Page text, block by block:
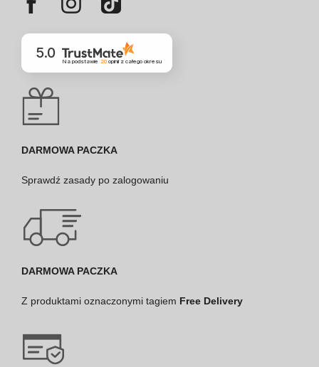
5.0
Na podstawie 20opinii z całego okresu
DARMOWA PACZKA
Sprawdź zasady po zalogowaniu
DARMOWA PACZKA
Z produktami oznaczonymi tagiem Free Delivery